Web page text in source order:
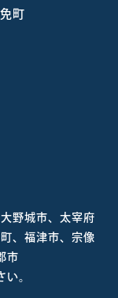
町
野城市、太宰府
、福津市、宗像
市
。